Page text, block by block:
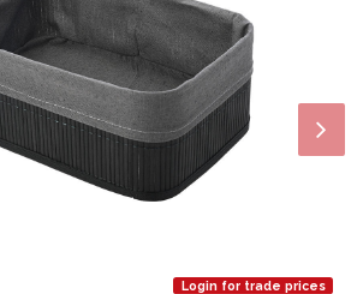
Login for trade prices